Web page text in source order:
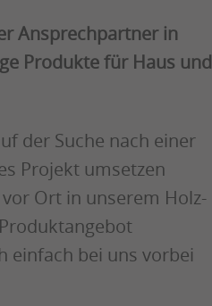
Ansprechpartner in
Produkte für Haus und
der Suche nach einer
Projekt umsetzen
Ort in unserem Holz-
einfach bei uns vorbei